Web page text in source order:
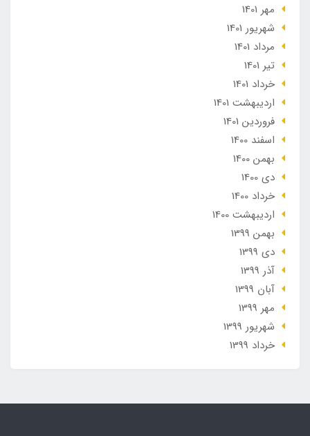
مهر 1401
شهریور 1401
مرداد 1401
تير 1401
خرداد 1401
ارديبهشت 1401
فروردین 1401
اسفند 1400
بهمن 1400
دی 1400
خرداد 1400
ارديبهشت 1400
بهمن 1399
دی 1399
آذر 1399
آبان 1399
مهر 1399
شهریور 1399
خرداد 1399